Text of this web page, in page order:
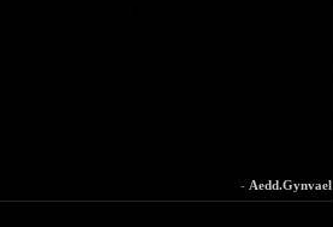
- Aedd.Gynvael